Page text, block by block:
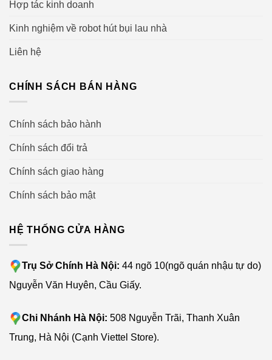
Hợp tác kinh doanh
Kinh nghiệm về robot hút bụi lau nhà
Liên hệ
CHÍNH SÁCH BÁN HÀNG
Chính sách bảo hành
Chính sách đổi trả
Chính sách giao hàng
Chính sách bảo mật
HỆ THỐNG CỬA HÀNG
Trụ Sở Chính Hà Nội: 44 ngõ 10(ngõ quán nhậu tự do)
Nguyễn Văn Huyên, Cầu Giấy.
Chi Nhánh Hà Nội: 508 Nguyễn Trãi, Thanh Xuân
Trung, Hà Nội (Cạnh Viettel Store).